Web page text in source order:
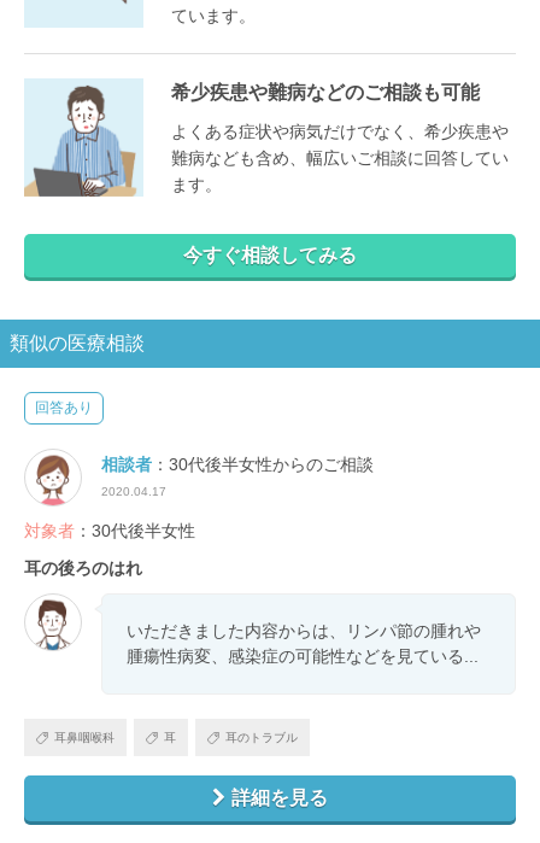
ています。
希少疾患や難病などのご相談も可能
よくある症状や病気だけでなく、希少疾患や
難病なども含め、幅広いご相談に回答してい
ます。
今すぐ相談してみる
類似の医療相談
回答あり
相談者 ：30代後半女性からのご相談
2020.04.17
対象者 ：30代後半女性
耳の後ろのはれ
いただきました内容からは、リンパ節の腫れや
腫瘍性病変、感染症の可能性などを見ている...
耳鼻咽喉科 耳 耳のトラブル
詳細を見る